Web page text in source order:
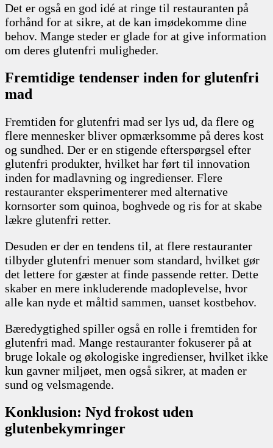
Det er også en god idé at ringe til restauranten på
forhånd for at sikre, at de kan imødekomme dine
behov. Mange steder er glade for at give information
om deres glutenfri muligheder.
Fremtidige tendenser inden for glutenfri
mad
Fremtiden for glutenfri mad ser lys ud, da flere og
flere mennesker bliver opmærksomme på deres kost
og sundhed. Der er en stigende efterspørgsel efter
glutenfri produkter, hvilket har ført til innovation
inden for madlavning og ingredienser. Flere
restauranter eksperimenterer med alternative
kornsorter som quinoa, boghvede og ris for at skabe
lækre glutenfri retter.
Desuden er der en tendens til, at flere restauranter
tilbyder glutenfri menuer som standard, hvilket gør
det lettere for gæster at finde passende retter. Dette
skaber en mere inkluderende madoplevelse, hvor
alle kan nyde et måltid sammen, uanset kostbehov.
Bæredygtighed spiller også en rolle i fremtiden for
glutenfri mad. Mange restauranter fokuserer på at
bruge lokale og økologiske ingredienser, hvilket ikke
kun gavner miljøet, men også sikrer, at maden er
sund og velsmagende.
Konklusion: Nyd frokost uden
glutenbekymringer